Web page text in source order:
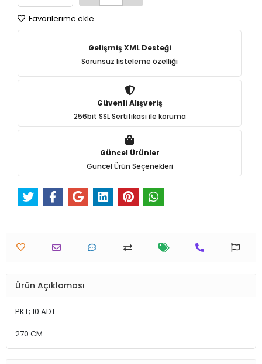
Favorilerime ekle
Gelişmiş XML Desteği
Sorunsuz listeleme özelliği
Güvenli Alışveriş
256bit SSL Sertifikası ile koruma
Güncel Ürünler
Güncel Ürün Seçenekleri
Ürün Açıklaması
PKT; 10 ADT
270 CM